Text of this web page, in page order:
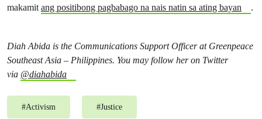
makamitang positibong pagbabago na nais natin sa ating bayan .
Diah Abida is the Communications Support Officer at Greenpeace
Southeast Asia – Philippines. You may follow her on Twitter
via @diahabida
#Activism #Justice